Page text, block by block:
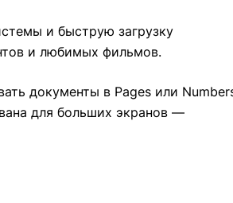
и быструю загрузку
и любимых фильмов.
документы в Pages или
для больших экранов —